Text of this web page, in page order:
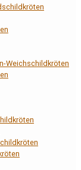
Weichschildkröten